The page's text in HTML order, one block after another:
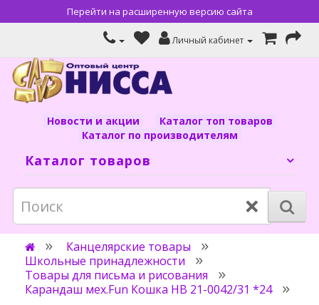
Перейти на расширенную версию сайта
Личный кабинет
Новости и акции
Каталог топ товаров
Каталог по производителям
Каталог товаров
×
Канцелярские товары
Школьные принадлежности
Товары для письма и рисования
Карандаш мех.Fun Кошка HB 21-0042/31 *24